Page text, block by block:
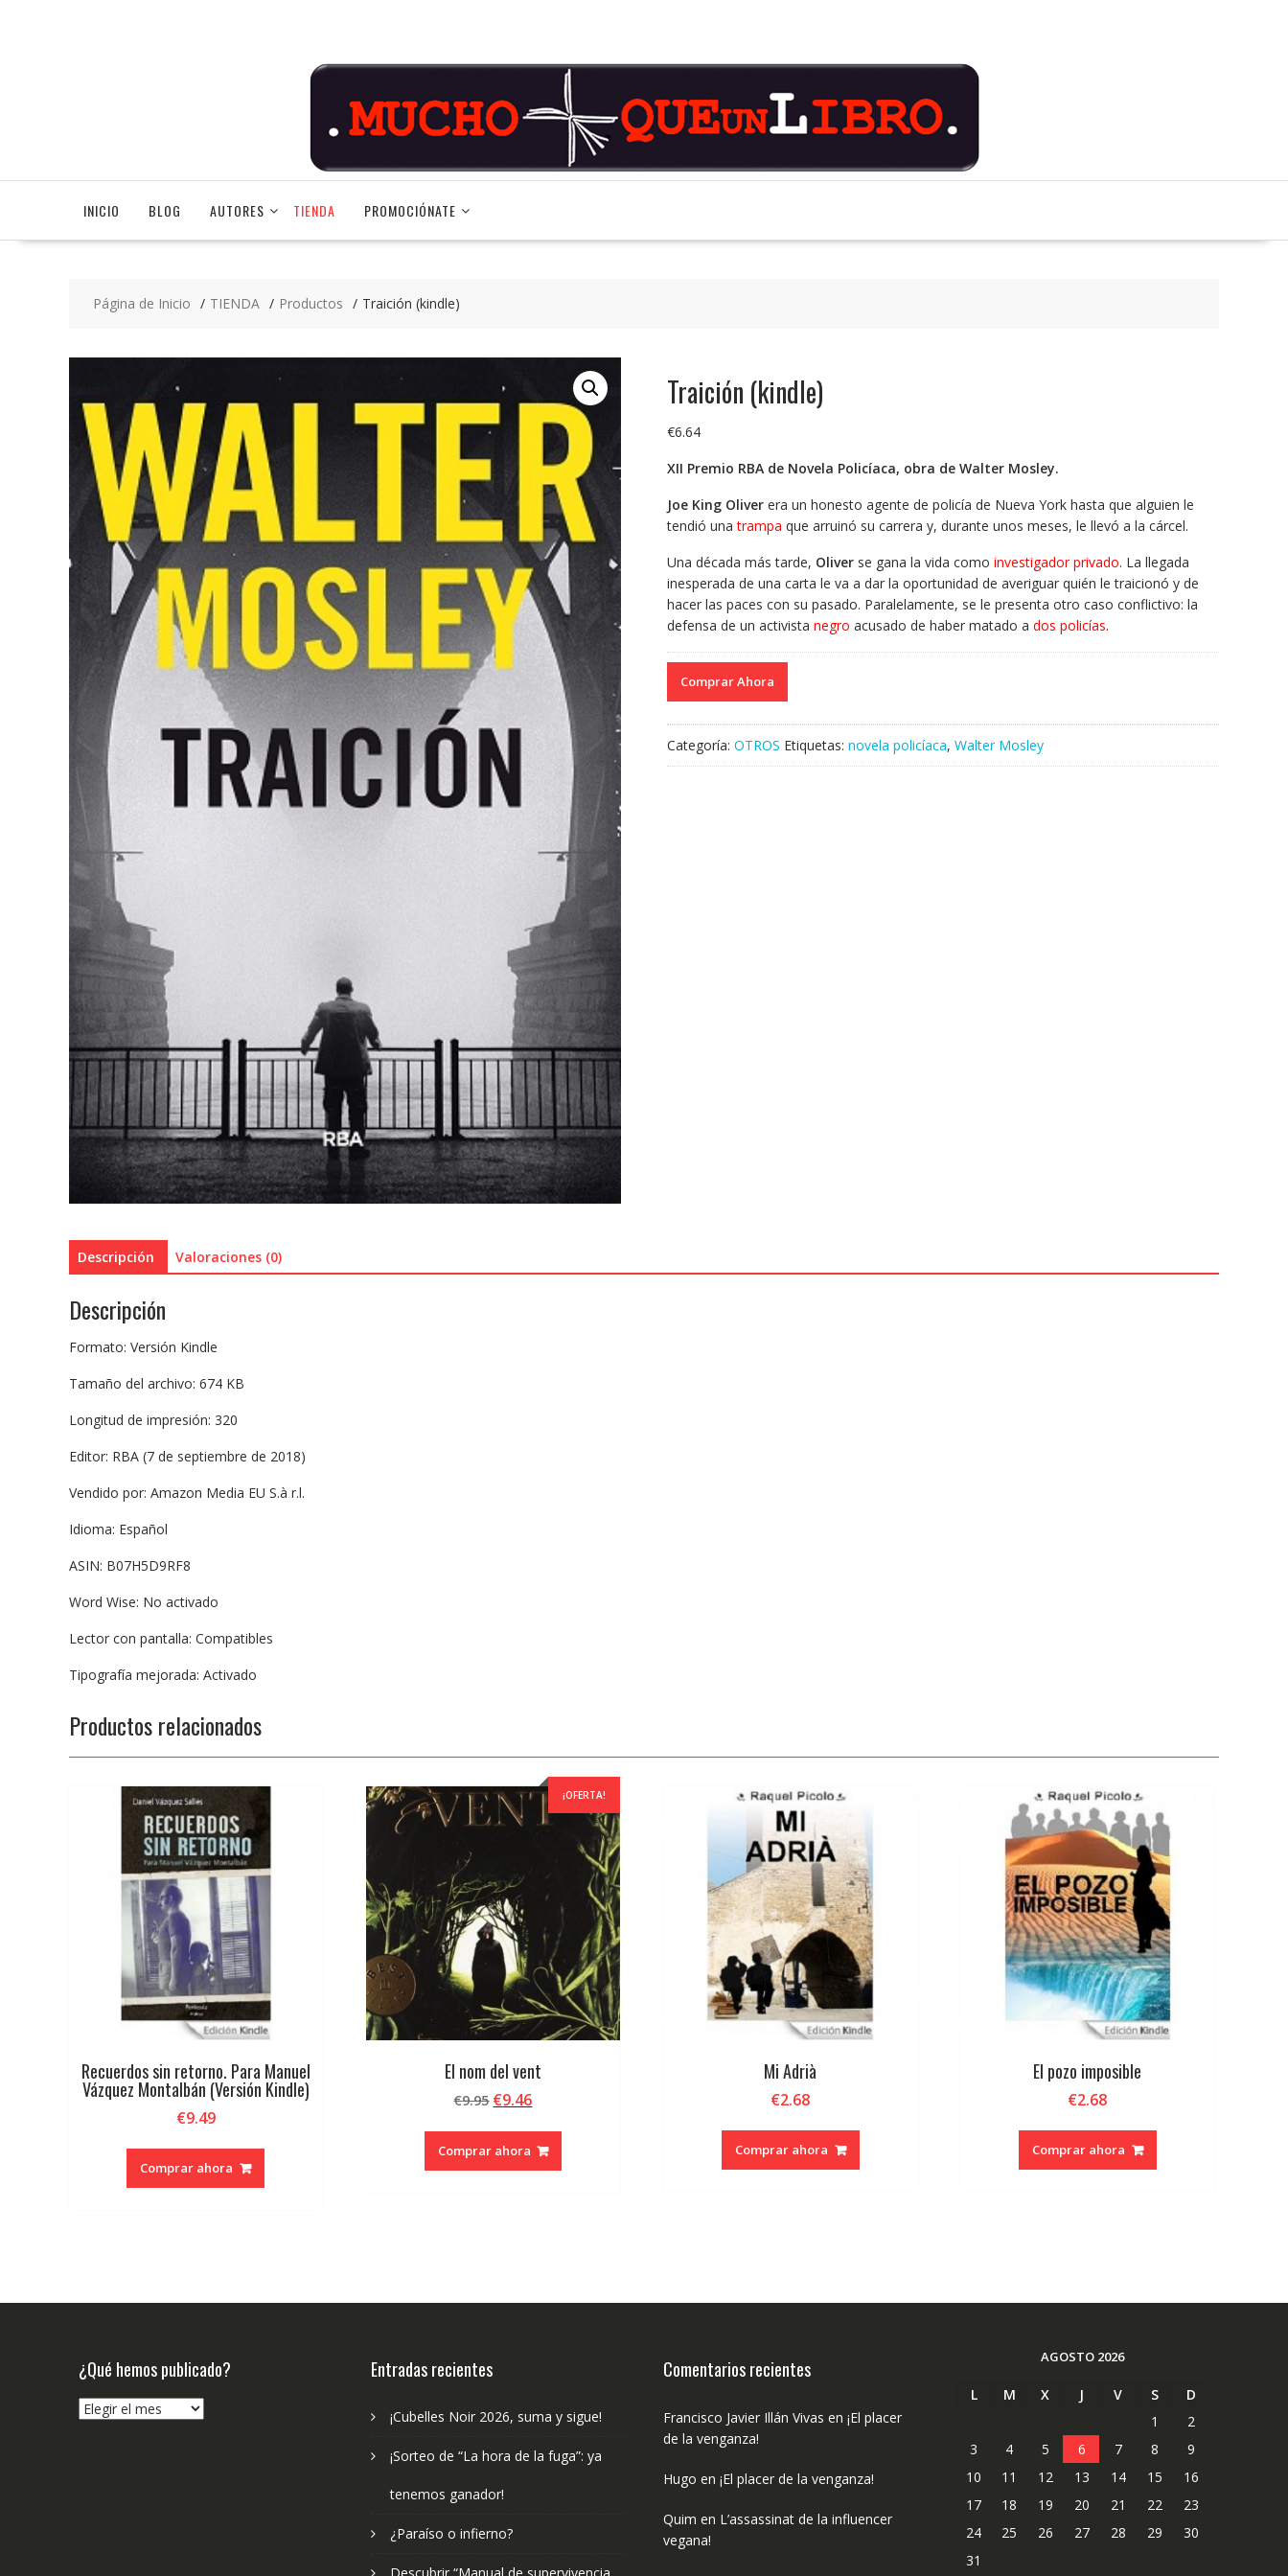
INICIO BLOG AUTORES TIENDA PROMOCIÓNATE
Página de Inicio TIENDA Productos Traición (kindle)
Traición (kindle)
€6.64
XII Premio RBA de Novela Policíaca, obra de Walter Mosley.
Joe King Oliver era un honesto agente de policía de Nueva York hasta que alguien le
tendió unatrampa que arruinó su carrera y, durante unos meses, le llevó a la cárcel.
Una década más tarde, Oliver se gana la vida como investigador privado. La llegada
inesperada de una carta le va a dar la oportunidad de averiguar quién le traicionó y de
hacer las paces con su pasado. Paralelamente, se le presenta otro caso conflictivo: la
defensa de un activista negro acusado de haber matado a dos policías.
Comprar Ahora
Categoría: OTROS Etiquetas: novela policíaca, Walter Mosley
Descripción Valoraciones (0)
Descripción
Formato: Versión Kindle
Tamaño del archivo: 674 KB
Longitud de impresión: 320
Editor: RBA (7 de septiembre de 2018)
Vendido por: Amazon Media EU S.à r.l.
Idioma: Español
ASIN: B07H5D9RF8
Word Wise: No activado
Lector con pantalla: Compatibles
Tipografía mejorada: Activado
Productos relacionados
Recuerdos sin retorno. Para Manuel
Vázquez Montalbán (Versión Kindle)
€9.49
Comprar ahora
¡OFERTA!
El nom del vent
€9.95 El
original
era:
€9.46El
actual
es:
Comprar ahora
Mi Adrià
€2.68
Comprar ahora
El pozo imposible
€2.68
Comprar ahora
¿Qué hemos publicado?
¿Qué
Entradas recientes
¡Cubelles Noir 2026, suma y sigue!
¡Sorteo de “La hora de la fuga”: ya
tenemos ganador!
¿Paraíso o infierno?
Descubrir “Manual de supervivencia
Comentarios recientes
Francisco Javier Illán Vivas en ¡El placer
de la venganza!
Hugo en ¡El placer de la venganza!
Quim en L’assassinat de la influencer
vegana!
AGOSTO 2026
L M X J V S
D
1
2
3
4 5 6 7 8
9
10
11 12 13 14 15
16
17
18 19 20 21 22
23
24
25 26 27 28 29
30
31